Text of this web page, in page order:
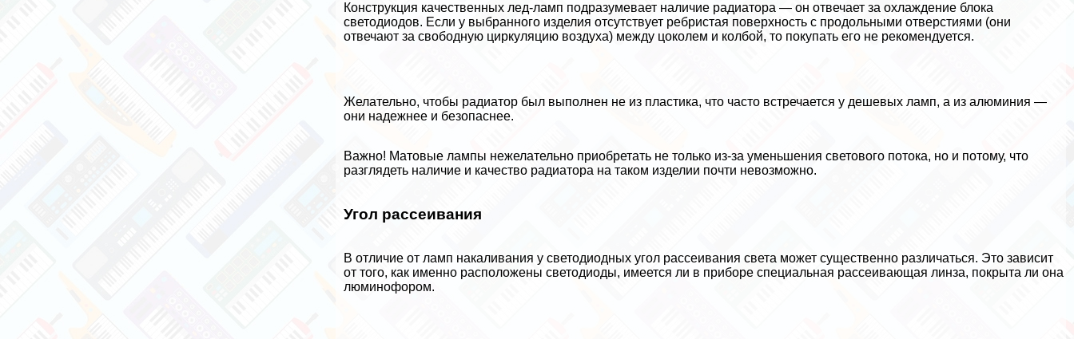
Конструкция качественных лед-ламп подразумевает наличие радиатора — он отвечает за охлаждение блока
светодиодов. Если у выбранного изделия отсутствует ребристая поверхность с продольными отверстиями (они
отвечают за свободную циркуляцию воздуха) между цоколем и колбой, то покупать его не рекомендуется.
Желательно, чтобы радиатор был выполнен не из пластика, что часто встречается у дешевых ламп, а из алюминия —
они надежнее и безопаснее.
Важно! Матовые лампы нежелательно приобретать не только из-за уменьшения светового потока, но и потому, что
разглядеть наличие и качество радиатора на таком изделии почти невозможно.
Угол рассеивания
В отличие от ламп накаливания у светодиодных угол рассеивания света может существенно различаться. Это зависит
от того, как именно расположены светодиоды, имеется ли в приборе специальная рассеивающая линза, покрыта ли она
люминофором.